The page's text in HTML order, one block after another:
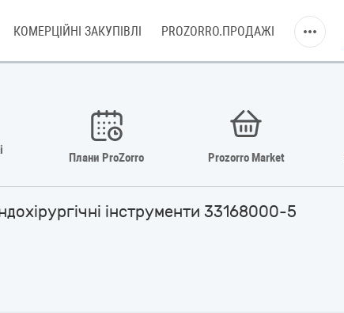
КОМЕРЦІЙНІ ЗАКУПІВЛІ PROZORRO.ПРОДАЖІ
Плани ProZorro Prozorro Market
інструменти 33168000-5